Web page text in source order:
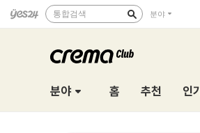
통합검색 분야
분야 홈 추천 인기